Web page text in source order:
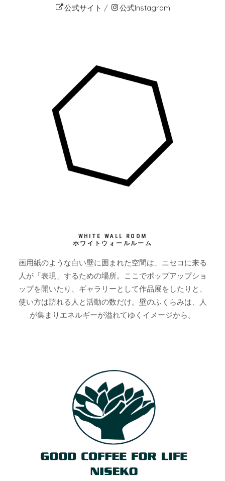
公式サイト / 公式Instagram
WHITE WALL ROOM
ホワイトウォールルーム
画用紙のような白い壁に囲まれた空間は、ニセコに来る
人が「表現」するための場所。ここでポップアップショ
ップを開いたり、ギャラリーとして作品展をしたりと、
使い方は訪れる人と活動の数だけ。壁のふくらみは、人
が集まりエネルギーが溢れてゆくイメージから。